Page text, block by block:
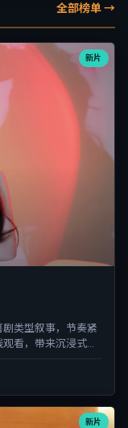
全部榜单 →
新片
剧类型叙事，节奏紧
看，带来沉浸式视
新片